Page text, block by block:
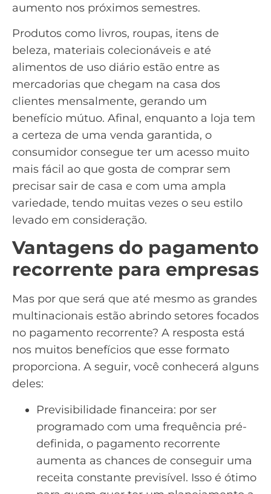
aumento nos próximos semestres.
Produtos como livros, roupas, itens de
beleza, materiais colecionáveis e até
alimentos de uso diário estão entre as
mercadorias que chegam na casa dos
clientes mensalmente, gerando um
benefício mútuo. Afinal, enquanto a loja tem
a certeza de uma venda garantida, o
consumidor consegue ter um acesso muito
mais fácil ao que gosta de comprar sem
precisar sair de casa e com uma ampla
variedade, tendo muitas vezes o seu estilo
levado em consideração.
Vantagens do pagamento
recorrente para empresas
Mas por que será que até mesmo as grandes
multinacionais estão abrindo setores focados
no pagamento recorrente? A resposta está
nos muitos benefícios que esse formato
proporciona. A seguir, você conhecerá alguns
deles:
Previsibilidade financeira: por ser
programado com uma frequência pré-
definida, o pagamento recorrente
aumenta as chances de conseguir uma
receita constante previsível. Isso é ótimo